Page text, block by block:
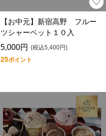
【お中元】新宿高野 フルー
ツシャーベット１０入
5,000円 (税込5,400円)
25ポイント